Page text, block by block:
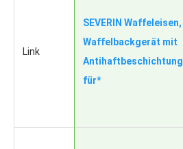
Link
SEVERIN Waffeleisen,
Waffelbackgerät mit
Antihaftbeschichtung
für*